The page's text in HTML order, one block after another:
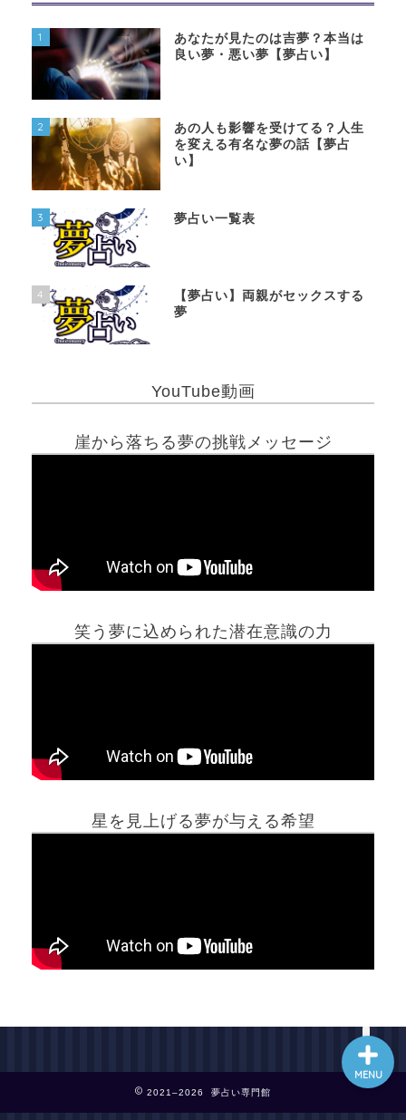
1
あなたが見たのは吉夢？本当は
良い夢・悪い夢【夢占い】
2
あの人も影響を受けてる？人生
を変える有名な夢の話【夢占
い】
3 夢占い一覧表
4
【夢占い】両親がセックスする
夢
YouTube動画
崖から落ちる夢の挑戦メッセージ
笑う夢に込められた潜在意識の力
星を見上げる夢が与える希望
2021–2026 夢占い専門館
MENU
ホーム
最新記事動画